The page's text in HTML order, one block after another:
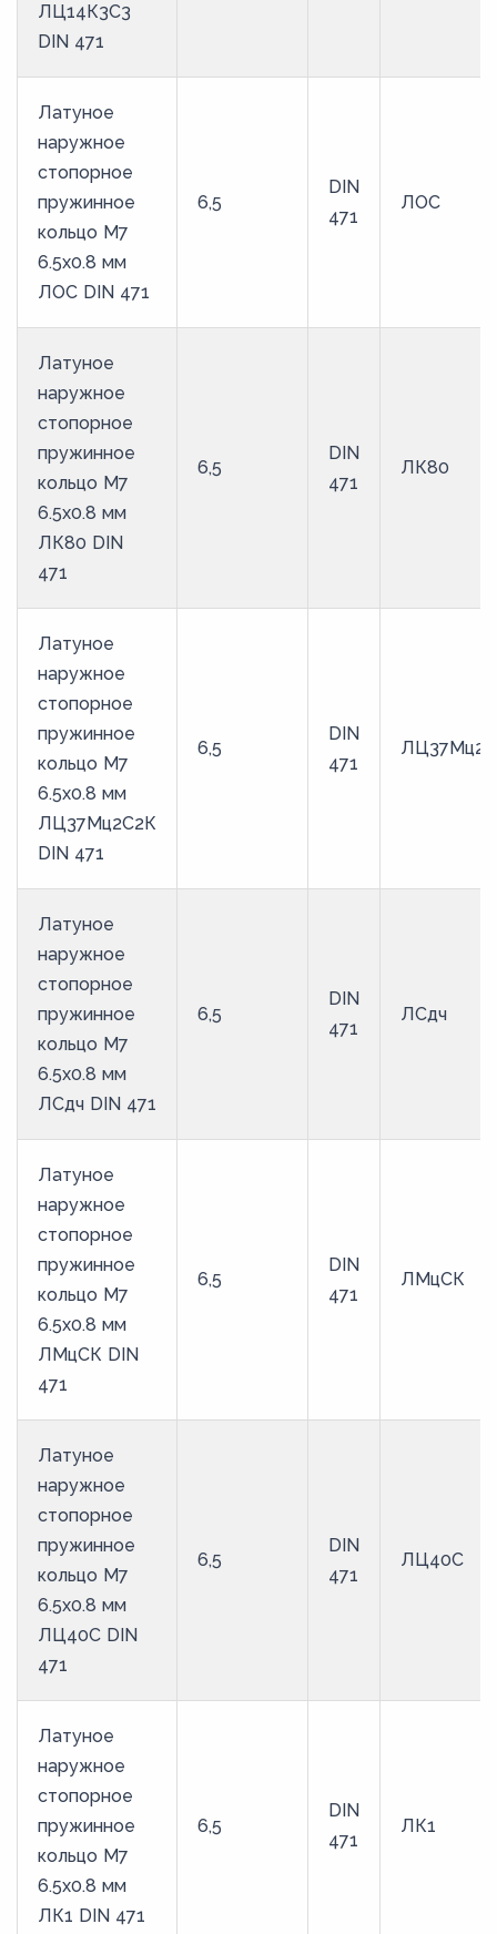
98
ЛЦ14К3С3
DIN 471
Латуное
наружное
стопорное
пружинное
кольцо M7
6.5х0.8 мм
ЛОС DIN 471
6,5
DIN
471
ЛОС
Латуное
наружное
стопорное
пружинное
кольцо M7
6.5х0.8 мм
ЛК80 DIN
471
6,5
DIN
471
ЛК80
Латуное
наружное
стопорное
пружинное
кольцо M7
6.5х0.8 мм
ЛЦ37Мц2С2К
DIN 471
6,5
DIN
471
Латуное
наружное
стопорное
пружинное
кольцо M7
6.5х0.8 мм
ЛСдч DIN 471
6,5
DIN
471
ЛСдч
Латуное
наружное
стопорное
пружинное
кольцо M7
6.5х0.8 мм
ЛМцСК DIN
471
6,5
DIN
471
ЛМцСК
Латуное
наружное
стопорное
пружинное
кольцо M7
6.5х0.8 мм
ЛЦ40С DIN
471
6,5
DIN
471
ЛЦ40С
Латуное
наружное
стопорное
пружинное
кольцо M7
6.5х0.8 мм
ЛК1 DIN 471
6,5
DIN
471
ЛК1